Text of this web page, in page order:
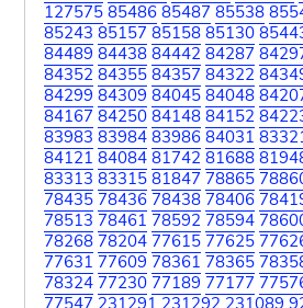
127575 85486 85487 85538
85243 85157 85158 85130
84489 84438 84442 84287
84352 84355 84357 84322
84299 84309 84045 84048
84167 84250 84148 84152
83983 83984 83986 84031
84121 84084 81742 81688
83313 83315 81847 78865
78435 78436 78438 78406
78513 78461 78592 78594
78268 78204 77615 77625
77631 77609 78361 78365
78324 77230 77189 77177
77547 231291 231292 231089